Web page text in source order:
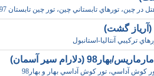
در چين، تورهاي تابستاني چين، تور چين تابستان 97
ترکيبي آنتاليا-استانبول
سير آسمان)
آداسي، تور کوش آداسي بهار و بهار98